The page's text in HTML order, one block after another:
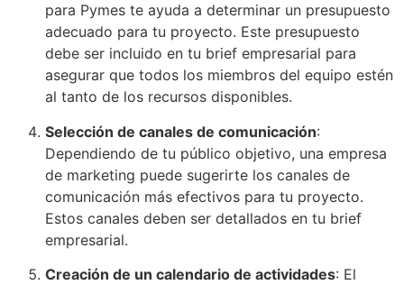
para Pymes te ayuda a determinar un presupuesto
adecuado para tu proyecto. Este presupuesto
debe ser incluido en tu brief empresarial para
asegurar que todos los miembros del equipo estén
al tanto de los recursos disponibles.
Selección de canales de comunicación:
Dependiendo de tu público objetivo, una empresa
de marketing puede sugerirte los canales de
comunicación más efectivos para tu proyecto.
Estos canales deben ser detallados en tu brief
empresarial.
Creación de un calendario de actividades: El